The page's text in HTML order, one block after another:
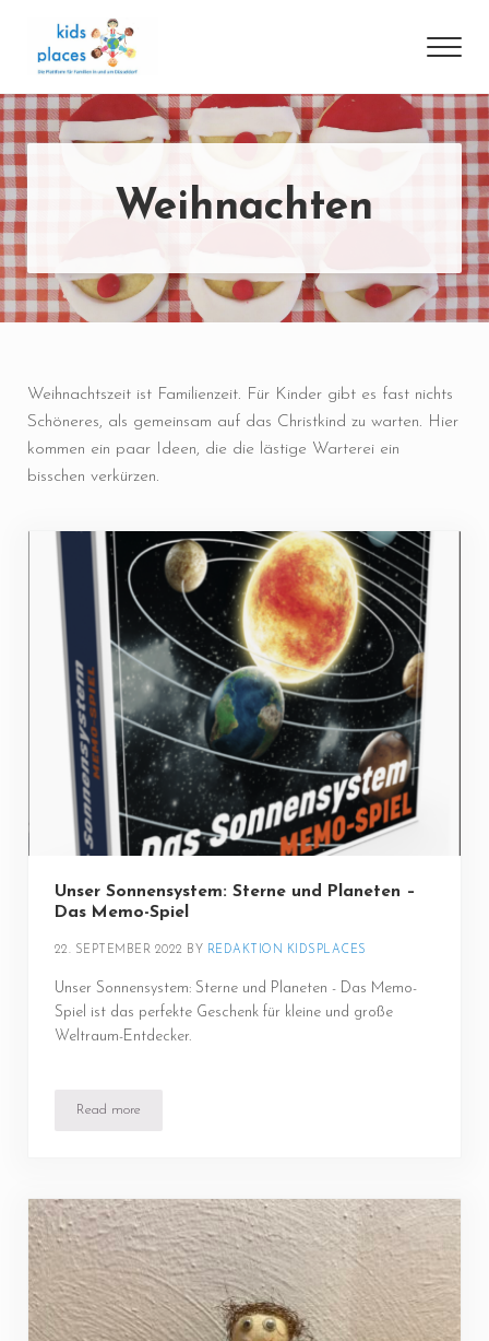
kidsplaces
Weihnachten
Weihnachtszeit ist Familienzeit. Für Kinder gibt es fast nichts
Schöneres, als gemeinsam auf das Christkind zu warten. Hier
kommen ein paar Ideen, die die lästige Warterei ein
bisschen verkürzen.
Unser Sonnensystem: Sterne und Planeten –
Das Memo-Spiel
22. SEPTEMBER 2022 BY REDAKTION KIDSPLACES
Unser Sonnensystem: Sterne und Planeten - Das Memo-
Spiel ist das perfekte Geschenk für kleine und große
Weltraum-Entdecker.
Read moreUnser Sonnensystem: Sterne und Planeten – Das Memo-Spiel